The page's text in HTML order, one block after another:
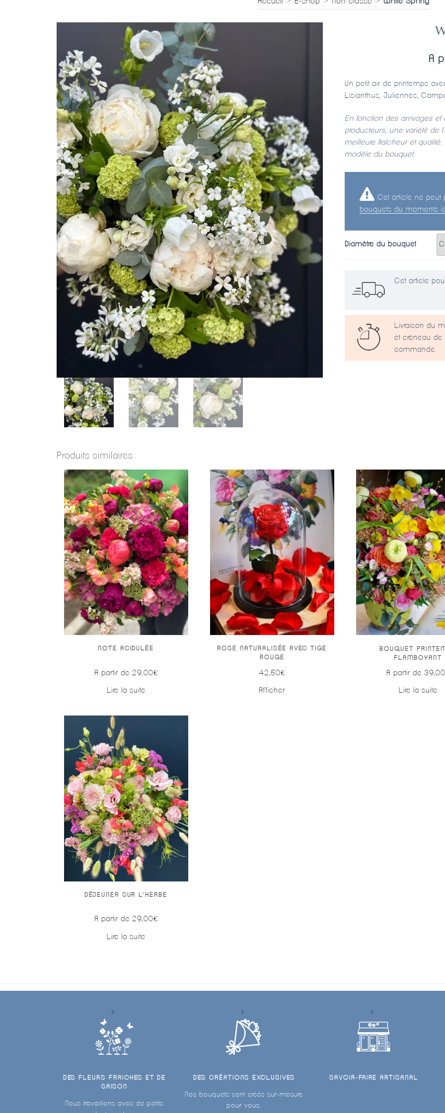
A
Un petit air de printemps
Lisianthus, Juliennes,
En fonction des arrivages
producteurs, une variété de
meilleure fraîcheur et
modèle du bouquet.
Cet article ne peut
bouquets du moments
Diamètre du bouquet
Cet article
Livraison du
et créneau de
commande.
Produits similaires
NOTE ACIDULÉE
A partir de 29,00€
Lire la suite
ROSE NATURALISÉE AVEC TIGE
ROUGE
42,50€
Afficher
BOUQUET
FLAMBOYANT
A partir de 39,00
Lire la suite
DÉJEUNER SUR L’HERBE
A partir de 29,00€
Lire la suite
DES FLEURS FRAICHES ET DE
SAISON
Nous travaillons avec de petits
DES CRÉATIONS EXCLUSIVES
Nos bouquets sont créés sur-mesure
pour vous.
SAVOIR-FAIRE ARTISANAL